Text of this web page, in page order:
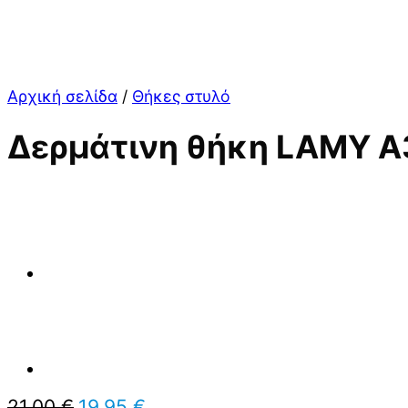
Αρχική σελίδα / Θήκες στυλό
Δερμάτινη θήκη LAMY
Original